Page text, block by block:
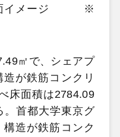
面イメージ ※
㎡で、シェアプ
が鉄筋コンクリ
床面積は2784.09
。首都大学東京グ
造が鉄筋コンク